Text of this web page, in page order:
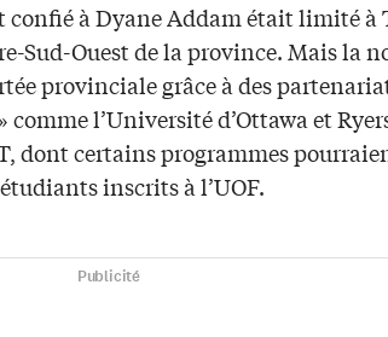
confié à Dyane Addam était limité à
Sud-Ouest de la province. Mais la
provinciale grâce à des
l’Université d’Ottawa et
dont certains programmes
inscrits à l’UOF.
Publicité